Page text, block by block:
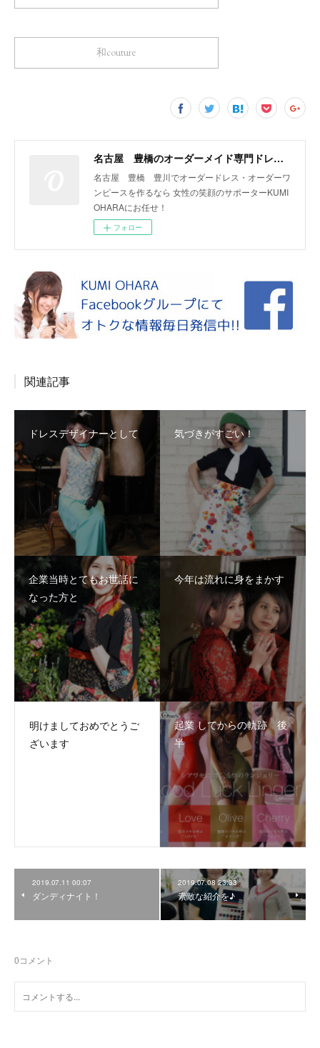
和couture
名古屋 豊橋のオーダーメイド専門ドレスデザイナー KUMI OHARA
名古屋 豊橋 豊川でオーダードレス・オーダーワ
ンピースを作るなら 女性の笑顔のサポーターKUMI
OHARAにお任せ！
フォロー
関連記事
ドレスデザイナーとして 気づきがすごい！
企業当時とてもお世話に
なった方と
今年は流れに身をまかす
明けましておめでとうご
ざいます
起業 してからの軌跡 後
半
2019.07.11 00:07
ダンディナイト！
2019.07.08 23:33
素敵な紹介を♪
0コメント